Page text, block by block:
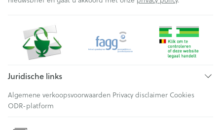
Juridische links
Algemene verkoopsvoorwaarden Privacy disclaimer Cookies
ODR-platform